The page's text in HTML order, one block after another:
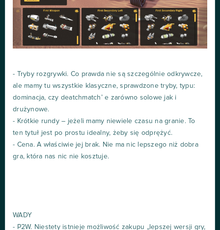
- Tryby rozgrywki. Co prawda nie są szczególnie odkrywcze,
ale mamy tu wszystkie klasyczne, sprawdzone tryby, typu:
dominacja, czy deatchmatch’ e zarówno solowe jak i
drużynowe.
- Krótkie rundy – jeżeli mamy niewiele czasu na granie. To
ten tytuł jest po prostu idealny, żeby się odprężyć.
- Cena. A właściwie jej brak. Nie ma nic lepszego niż dobra
gra, która nas nic nie kosztuje.
WADY
- P2W. Niestety istnieje możliwość zakupu „lepszej wersji gry,